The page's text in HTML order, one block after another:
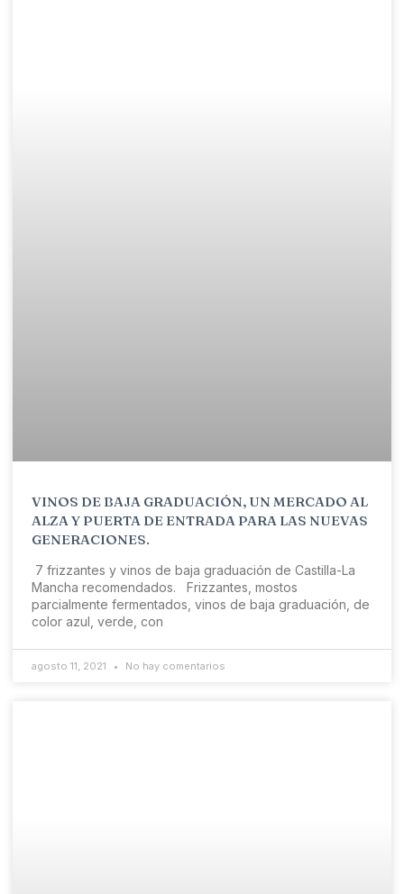
VINOS DE BAJA GRADUACIÓN, UN MERCADO AL
ALZA Y PUERTA DE ENTRADA PARA LAS NUEVAS
GENERACIONES.
7 frizzantes y vinos de baja graduación de Castilla-La
Mancha recomendados. Frizzantes, mostos
parcialmente fermentados, vinos de baja graduación, de
color azul, verde, con
agosto 11, 2021 No hay comentarios